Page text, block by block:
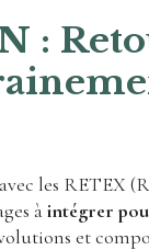
:
les RETEX
àintégrer
et